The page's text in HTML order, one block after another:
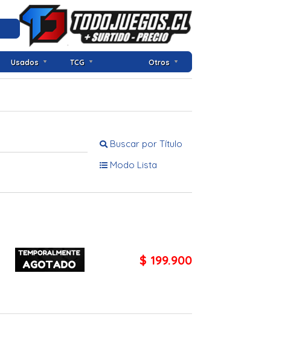
Usados TCG Otros
Buscar por Título
Modo Lista
$ 199.900